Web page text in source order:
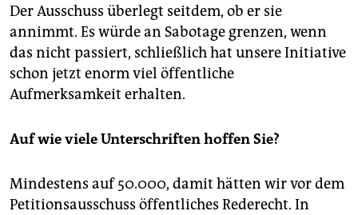
Der Ausschuss überlegt seitdem, ob er sie
annimmt. Es würde an Sabotage grenzen, wenn
das nicht passiert, schließlich hat unsere Initiative
schon jetzt enorm viel öffentliche
Aufmerksamkeit erhalten.
Auf wie viele Unterschriften hoffen Sie?
Mindestens auf 50.000, damit hätten wir vor dem
Petitionsausschuss öffentliches Rederecht. In